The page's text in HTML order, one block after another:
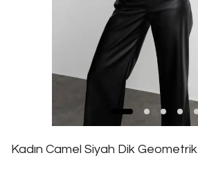
Kadın Camel Siyah Dik